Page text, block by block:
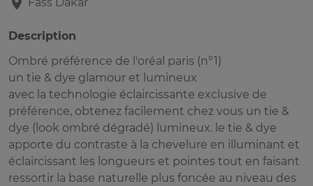
Description
Ombré préférence de l'oréal paris (n°1)
un tie & dye glamour et lumineux
avec la technologie éclaircissante exclusive de
préférence, obtenez facilement chez vous un tie &
dye (look ombré dégradé) lumineux. le tie & dye
apporte du contraste à la chevelure en illuminant et
éclaircissant les longueurs et pointes tout en faisant
ressortir la base naturelle plus foncée au niveau des